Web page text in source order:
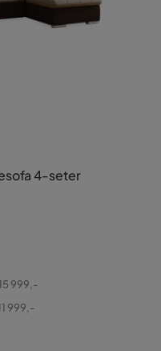
4-seter
999,-
999,-